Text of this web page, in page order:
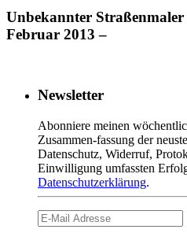
Unbekannter
Februar 2013 –
Newsletter
Abonniere meinen
Zusammen-fassung der
Datenschutz, Widerruf,
Einwilligung umfassten
Datenschutzerklärung.